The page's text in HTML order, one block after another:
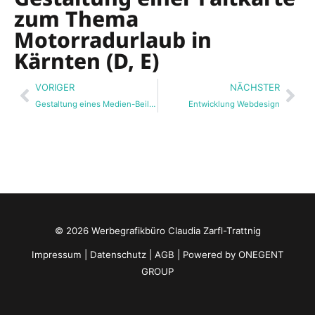
zum Thema
Motorradurlaub in
Kärnten (D, E)
Zurück
VORIGER
Gestaltung eines Medien-Beilegers (D, I, NL, HU, RS)
NÄCHSTER
Entwicklung Webdesign
© 2026 Werbegrafikbüro Claudia Zarfl-Trattnig
Impressum Datenschutz| AGB | Powered by ONEGENT
GROUP